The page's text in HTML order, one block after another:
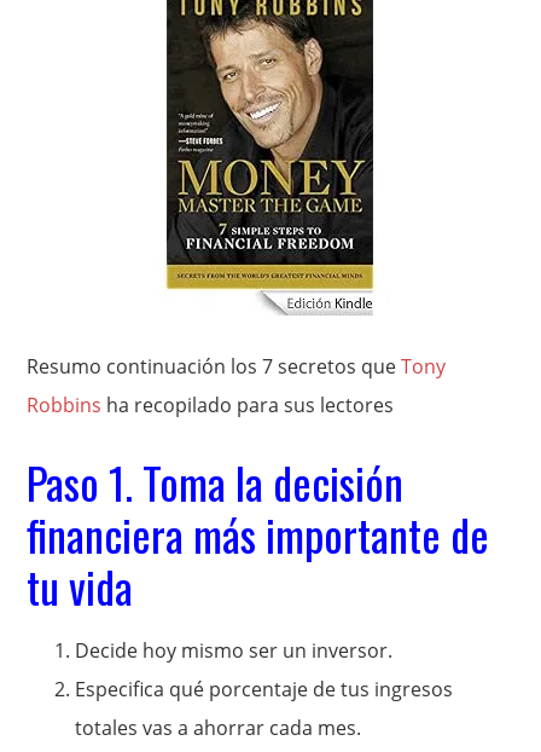
Resumo continuación los 7 secretos queTony
Robbins ha recopilado para sus lectores
Paso 1. Toma la decisión
financiera más importante de
tu vida
Decide hoy mismo ser un inversor.
Especifica qué porcentaje de tus ingresos
totales vas a ahorrar cada mes.